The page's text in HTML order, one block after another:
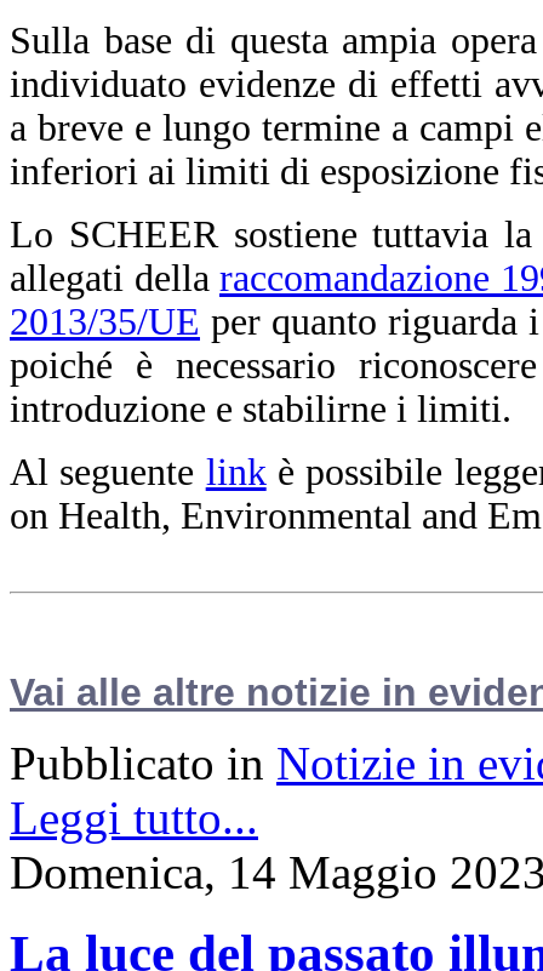
Sulla base di questa ampia
individuato evidenze di effetti
a breve e lungo termine a campi
inferiori ai limiti di esposizione
Lo SCHEER sostiene tuttavia
allegati della raccomandazione
2013/35/UE per quanto riguarda
poiché è necessario
introduzione e stabilirne i limiti.
Al seguente link è possibile
on Health, Environmental and
Vai alle altre notizie in
Pubblicato in Notizie in
Leggi tutto...
Domenica, 14 Maggio
La luce del passato